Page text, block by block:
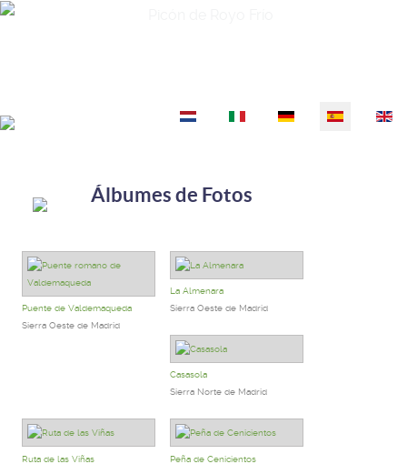
Seleccione su idioma
Álbumes de Fotos
Puente de Valdemaqueda
Sierra Oeste de Madrid
La Almenara
Sierra Oeste de Madrid
Casasola
Sierra Norte de Madrid
Ruta de las Viñas
Peña de Cenicientos